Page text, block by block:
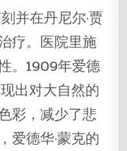
并在丹尼尔·贾
疗。医院里施
。1909年爱德
出对大自然的
彩，减少了悲
爱德华·蒙克的